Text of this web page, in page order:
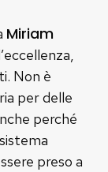
Miriam
Non è
per delle
perché
preso a